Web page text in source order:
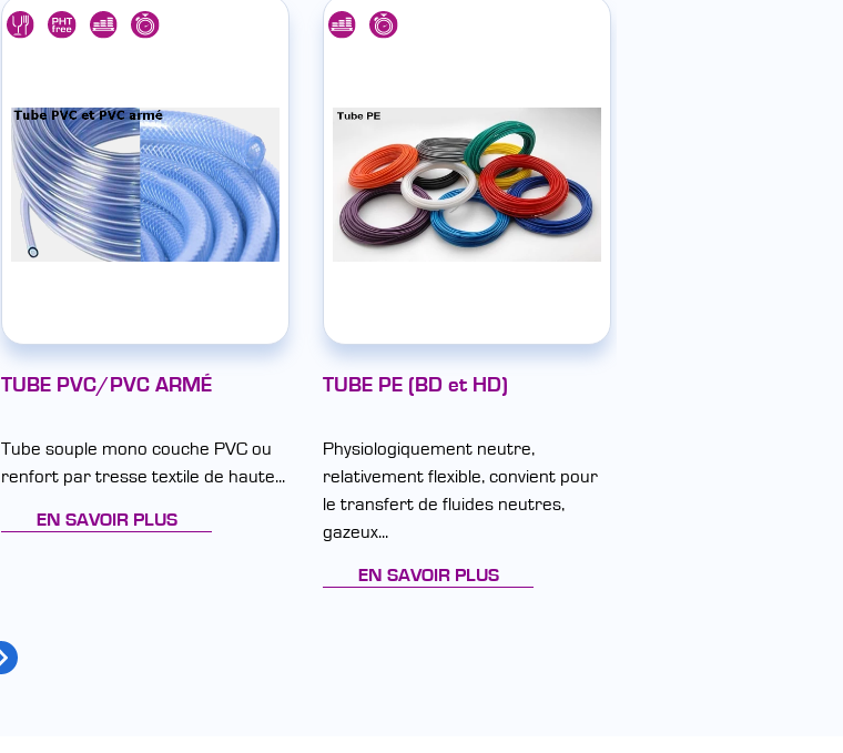
TUBE PVC/PVC ARMÉ
Tube souple mono couche PVC ou
renfort par tresse textile de haute...
EN SAVOIR PLUS
TUBE PE (BD et HD)
Physiologiquement neutre,
relativement flexible, convient pour
le transfert de fluides neutres,
gazeux...
EN SAVOIR PLUS